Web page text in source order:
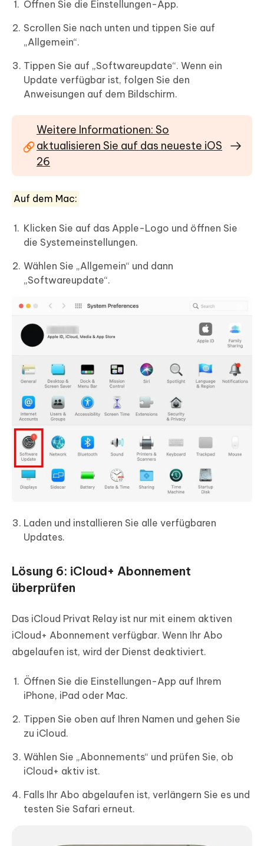
Öffnen Sie die Einstellungen-App.
Scrollen Sie nach unten und tippen Sie auf
„Allgemein“.
Tippen Sie auf „Softwareupdate“. Wenn ein
Update verfügbar ist, folgen Sie den
Anweisungen auf dem Bildschirm.
Weitere Informationen: So
aktualisieren Sie auf das neueste iOS
26
Auf dem Mac:
Klicken Sie auf das Apple-Logo und öffnen Sie
die Systemeinstellungen.
Wählen Sie „Allgemein“ und dann
„Softwareupdate“.
Laden und installieren Sie alle verfügbaren
Updates.
Lösung 6: iCloud+ Abonnement
überprüfen
Das iCloud Privat Relay ist nur mit einem aktiven
iCloud+ Abonnement verfügbar. Wenn Ihr Abo
abgelaufen ist, wird der Dienst deaktiviert.
Öffnen Sie die Einstellungen-App auf Ihrem
iPhone, iPad oder Mac.
Tippen Sie oben auf Ihren Namen und gehen Sie
zu iCloud.
Wählen Sie „Abonnements“ und prüfen Sie, ob
iCloud+ aktiv ist.
Falls Ihr Abo abgelaufen ist, verlängern Sie es und
testen Sie Safari erneut.